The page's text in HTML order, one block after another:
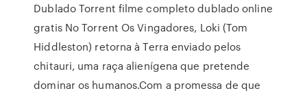
Dublado Torrent filme completo dublado online
gratis No Torrent Os Vingadores, Loki (Tom
Hiddleston) retorna à Terra enviado pelos
chitauri, uma raça alienígena que pretende
dominar os humanos.Com a promessa de que